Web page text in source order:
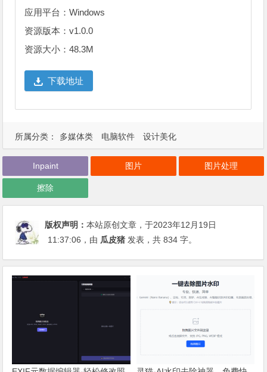
应用平台：Windows
资源版本：v1.0.0
资源大小：48.3M
下载地址
所属分类： 多媒体类 电脑软件 设计美化
Inpaint 图片 图片处理
擦除
版权声明：本站原创文章，于2023年12月19日
11:37:06 ，由 瓜皮猪 发表，共 834 字。